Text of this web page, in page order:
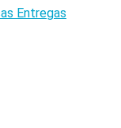
Entregas